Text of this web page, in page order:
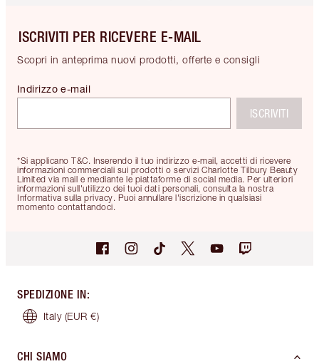
ISCRIVITI PER RICEVERE E-MAIL
Scopri in anteprima nuovi prodotti, offerte e consigli
*Si applicano T&C. Inserendo il tuo indirizzo e-mail, accetti di ricevere
informazioni commerciali sui prodotti o servizi Charlotte Tilbury Beauty
Limited via mail e mediante le piattaforme di social media. Per ulteriori
informazioni sull'utilizzo dei tuoi dati personali, consulta la nostra
Informativa sulla privacy. Puoi annullare l'iscrizione in qualsiasi
momento contattandoci.
Indirizzo e-mail
ISCRIVITI
SPEDIZIONE IN:
Italy (EUR €)
CHI SIAMO